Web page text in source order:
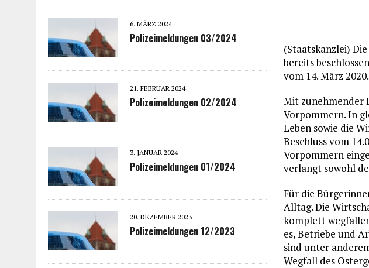
(Staatskanzlei)
bereits
vom 14. März 2020.
Mit zunehmender
Vorpommern. In
Leben sowie die
Beschluss vom
Vorpommern
verlangt sowohl
Für die
Alltag. Die
komplett
es, Betriebe und
sind unter
Wegfall des
6. MÄRZ 2024
Polizeimeldungen 03/2024
21. FEBRUAR 2024
Polizeimeldungen 02/2024
3. JANUAR 2024
Polizeimeldungen 01/2024
20. DEZEMBER 2023
Polizeimeldungen 12/2023